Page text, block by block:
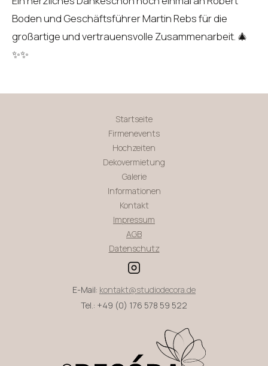
Boden und Geschäftsführer Martin Rebs für die
großartige und vertrauensvolle Zusammenarbeit. 🎄
✨✨
Startseite
Firmenevents
Hochzeiten
Dekovermietung
Galerie
Informationen
Kontakt
Impressum
AGB
Datenschutz
E-Mail: kontakt@studiodecora.de
Tel.: +49 (0) 176 578 59 522